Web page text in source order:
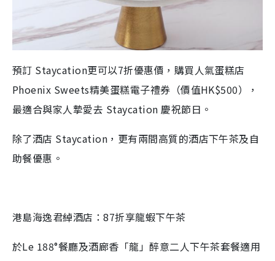
預訂 Staycation更可以7折優惠價，購買人氣蛋糕店
Phoenix Sweets精美蛋糕電子禮券（價值HK$500），
最適合與家人摯愛去 Staycation 慶祝節日。
除了酒店 Staycation，更有兩間高質的酒店下午茶及自
助餐優惠。
港島海逸君綽酒店：87折享龍蝦下午茶
於Le 188°餐廳及酒廊香「龍」醉意二人下午茶套餐適用